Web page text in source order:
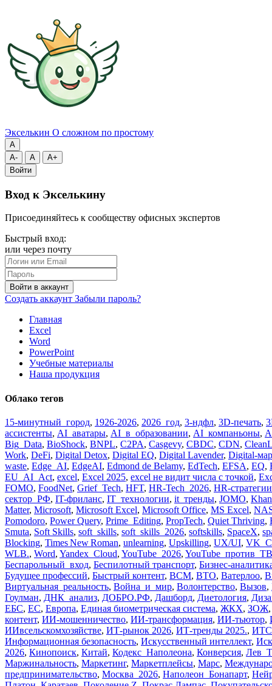
Экселькин О сложном по простому
A
A-
A
A+
Войти
Вход к Экселькину
Присоединяйтесь к сообществу офисных экспертов
Быстрый вход:
или через почту
Войти в аккаунт
Создать аккаунт Забыли пароль?
Главная
Excel
Word
PowerPoint
Учебные материалы
Наша продукция
Облако тегов
15-минутный_город, 1926-2026, 2026_год, 3-ндфл, 3D-печать,
ассистенты, AI_аватары, AI_в_образовании, AI_компаньоны,
Big_Data, BioShock, BNPL, C2PA, Casgevy, CBDC, CDN,
Work, DeFi, Digital Detox, Digital EQ, Digital Lavender, Digital-
waste, Edge_AI, EdgeAI, Edmond de Belamy, EdTech, EFSA, EQ,
EU_AI_Act, excel, Excel 2025, excel не видит числа с точкой,
FOMO, FoodNet, Grief_Tech, HFT, HR-Tech_2026, HR-стратегии
сектор_РФ, IT-фриланс, IT_технологии, it_тренды, JOMO,
Matter, Microsoft, Microsoft Excel, Microsoft Office, MS Excel,
Pomodoro, Power Query, Prime_Editing, PropTech, Quiet Thriving,
Smuta, Soft Skills, soft_skills, soft_skills_2026, softskills, SpaceX,
Blocking, Times New Roman, unlearning, Upskilling, UX/UI,
WLB., Word, Yandex_Cloud, YouTube_2026, YouTube_против_ТВ
Беспарольный_вход, Беспилотный транспорт, Бизнес-
Будущее профессий, Быстрый контент, ВСМ, ВТО, Ватерлоо,
Виртуальная_реальность, Война_и_мир, Волонтерство, Вызов,
Гоулман, ДНК_анализ, ДОБРО.РФ, Дашборд, Диетология,
ЕБС, ЕС, Европа, Единая биометрическая система, ЖКХ, ЗОЖ
контент, ИИ-мошенничество, ИИ-трансформация, ИИ-тьютор,
ИИвсельскомхозяйстве, ИТ-рынок 2026, ИТ-тренды 2025., ИТС
Информационная безопасность, Искусственный интеллект,
2026, Кинопоиск, Китай, Кодекс_Наполеона, Конверсия,
Маржинальность, Маркетинг, Маркетплейсы, Марс,
предпринимательство, Москва_2026, Наполеон_Бонапарт,